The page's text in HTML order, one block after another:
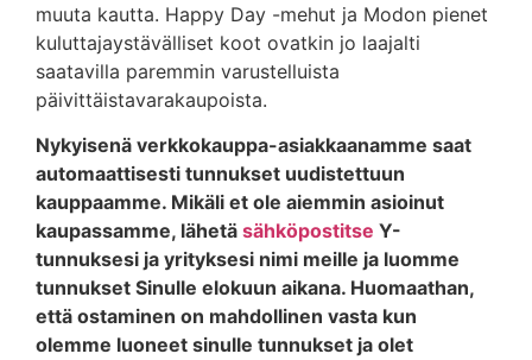
muuta kautta. Happy Day -mehut ja Modon pienet
kuluttajaystävälliset koot ovatkin jo laajalti
saatavilla paremmin varustelluista
päivittäistavarakaupoista.
Nykyisenä verkkokauppa-asiakkaanamme saat
automaattisesti tunnukset uudistettuun
kauppaamme. Mikäli et ole aiemmin asioinut
kaupassamme, lähetä sähköpostitse Y-
tunnuksesi ja yrityksesi nimi meille ja luomme
tunnukset Sinulle elokuun aikana. Huomaathan,
että ostaminen on mahdollinen vasta kun
olemme luoneet sinulle tunnukset ja olet